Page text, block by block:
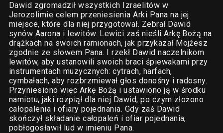
Dawid zgromadził wszystkich Izraelitów w
Jerozolimie celem przeniesienia Arki Pana na jej
miejsce, które dla niej przygotował. Zebrał Dawid
synów Aarona i lewitów. Lewici zaś nieśli Arkę Bożą na
drążkach na swoich ramionach, jak przykazał Mojżesz
zgodnie ze słowem Pana. I rzekł Dawid naczelnikom
lewitów, aby ustanowili swoich braci śpiewakami przy
instrumentach muzycznych: cytrach, harfach,
cymbałach, aby rozbrzmiewał głos donośny i radosny.
Przyniesiono więc Arkę Bożą i ustawiono ją w środku
namiotu, jaki rozpiął dla niej Dawid, po czym złożono
całopalenia i ofiary pojednania. Gdy zaś Dawid
skończył składanie całopaleń i ofiar pojednania,
pobłogosławił lud w imieniu Pana.